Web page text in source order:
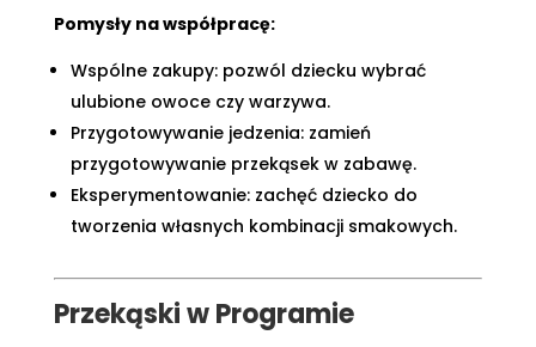
Pomysły na współpracę:
Wspólne zakupy: pozwól dziecku wybrać
ulubione owoce czy warzywa.
Przygotowywanie jedzenia: zamień
przygotowywanie przekąsek w zabawę.
Eksperymentowanie: zachęć dziecko do
tworzenia własnych kombinacji smakowych.
Przekąski wProgramie